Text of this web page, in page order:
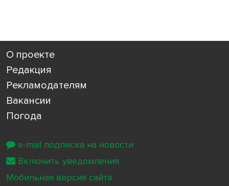
О проекте
Редакция
Рекламодателям
Вакансии
Погода
e-mail подписка на новости
Включить уведомления
Мобильная версия сайта